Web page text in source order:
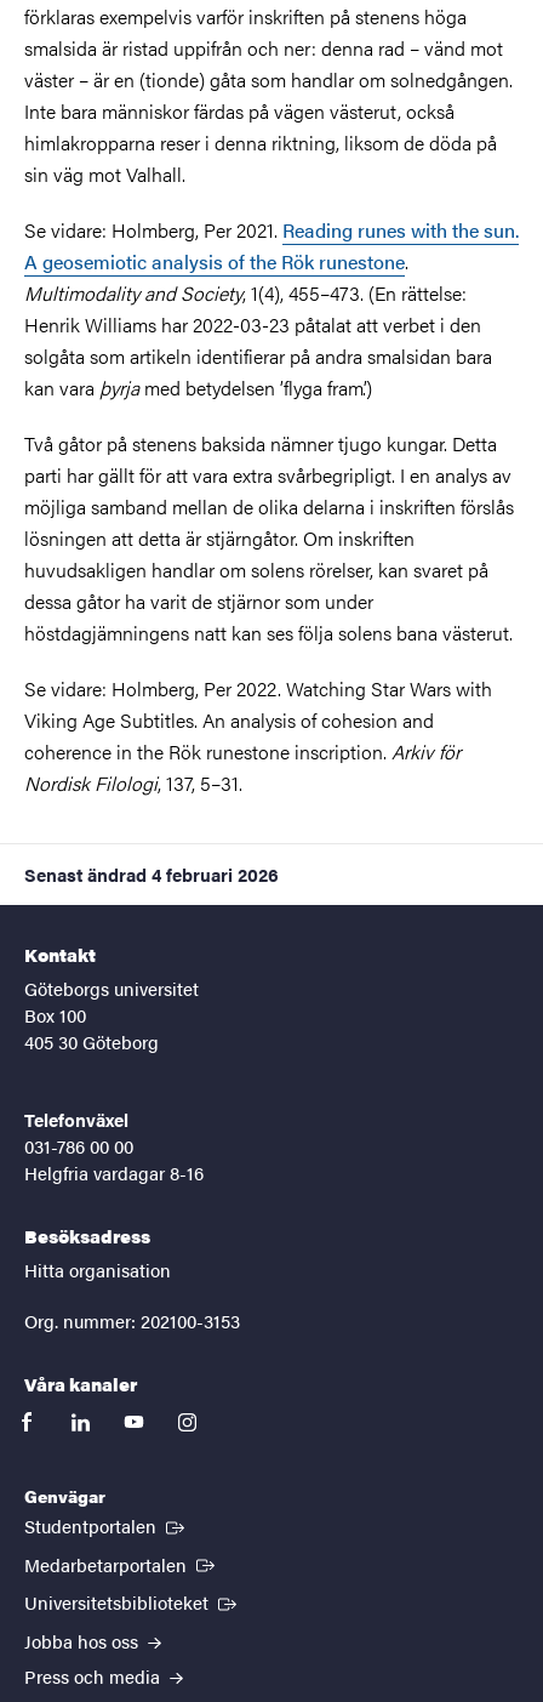
förklaras exempelvis varför inskriften på stenens höga
smalsida är ristad uppifrån och ner: denna rad – vänd mot
väster – är en (tionde) gåta som handlar om solnedgången.
Inte bara människor färdas på vägen västerut, också
himlakropparna reser i denna riktning, liksom de döda på
sin väg mot Valhall.
Se vidare: Holmberg, Per 2021. Reading runes with the sun.
A geosemiotic analysis of the Rök runestone.
Multimodality and Society, 1(4), 455–473. (En rättelse:
Henrik Williams har 2022-03-23 påtalat att verbet i den
solgåta som artikeln identifierar på andra smalsidan bara
kan vara þyrjamed betydelsen ’flyga fram’.)
Två gåtor på stenens baksida nämner tjugo kungar. Detta
parti har gällt för att vara extra svårbegripligt. I en analys av
möjliga samband mellan de olika delarna i inskriften förslås
lösningen att detta är stjärngåtor. Om inskriften
huvudsakligen handlar om solens rörelser, kan svaret på
dessa gåtor ha varit de stjärnor som under
höstdagjämningens natt kan ses följa solens bana västerut.
Se vidare: Holmberg, Per 2022. Watching Star Wars with
Viking Age Subtitles. An analysis of cohesion and
coherence in the Rök runestone inscription. Arkiv för
Nordisk Filologi, 137, 5–31.
Senast ändrad 4 februari 2026
Kontakt
Göteborgs universitet
Box 100
405 30 Göteborg
Telefonväxel
031-786 00 00
Helgfria vardagar 8-16
Besöksadress
Hitta organisation
Org. nummer: 202100-3153
Våra kanaler
facebooklinkedinyoutubeinstagram
Genvägar
Studentportalen (Extern länk)
Medarbetarportalen (Extern länk)
Universitetsbiblioteket (Extern länk)
Jobba hos oss
Press och media